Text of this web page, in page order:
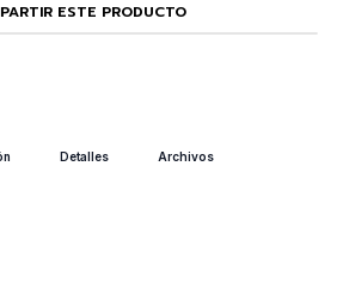
ESTE PRODUCTO
Detalles Archivos